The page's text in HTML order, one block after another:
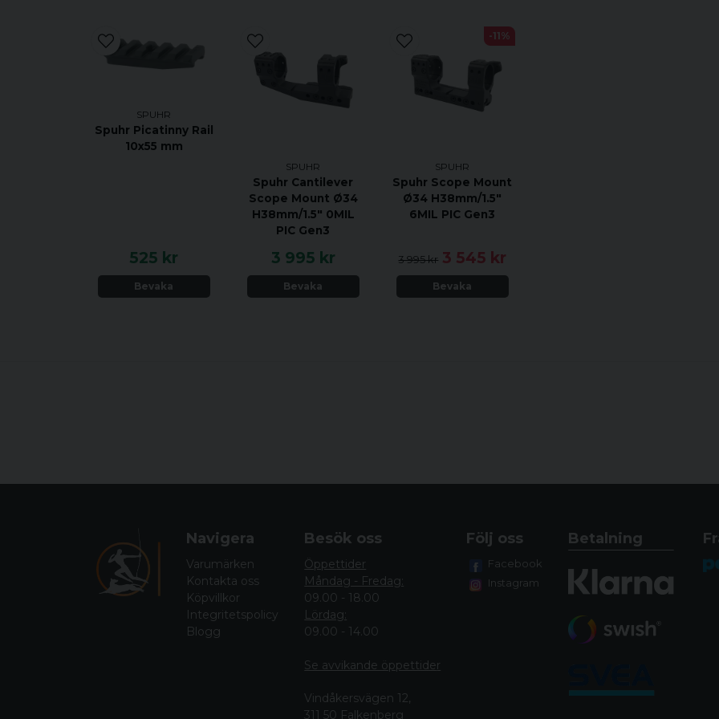
SPUHR
Spuhr Picatinny Rail
10x55 mm
525 kr
Bevaka
SPUHR
Spuhr Cantilever
Scope Mount Ø34
H38mm/1.5" 0MIL
PIC Gen3
3 995 kr
Bevaka
SPUHR
Spuhr Scope Mount
Ø34 H38mm/1.5"
6MIL PIC Gen3
3 995 kr 3 545 kr
Bevaka
-11%
Navigera
Varumärken
Kontakta oss
Köpvillkor
Integritetspolicy
Blogg
Besök oss
Öppettider
Måndag - Fredag:
09.00 - 18.00
Lördag:
09.00 - 14.00
Se avvikande öppettider
Vindåkersvägen 12,
311 50 Falkenberg
Följ oss
Facebook
Instagram
Betalning